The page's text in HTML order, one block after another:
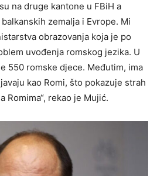
na druge kantone u FBiH a
zemalja i Evrope. Mi
obrazovanja koja je po
uvođenja romskog jezika. U
550 romske djece. Međutim, ima
kao Romi, što pokazuje strah
Romima“, rekao je Mujić.